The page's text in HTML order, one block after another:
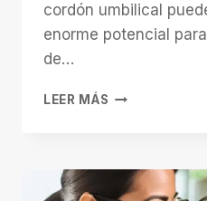
cordón umbilical
enorme potencial
de…
LEER MÁS
UMBILICAL:
UNA